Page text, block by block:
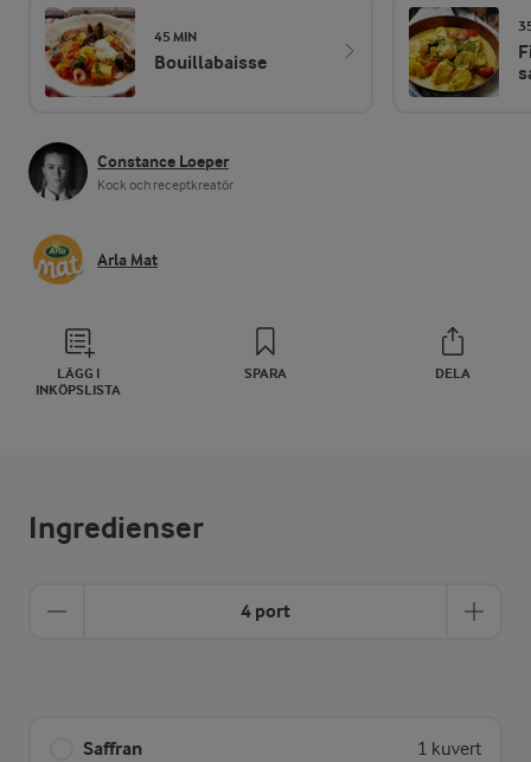
45 MIN
Bouillabaisse
Constance Loeper
Kock och receptkreatör
Arla Mat
LÄGG I
INKÖPSLISTA
SPARA DELA
Ingredienser
4 port
Saffran 1 kuvert